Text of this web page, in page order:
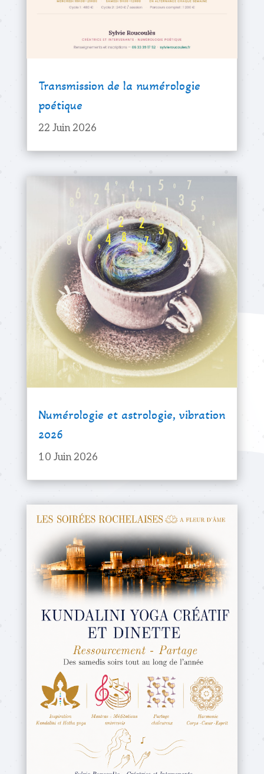
Transmission de la numérologie
poétique
22 Juin 2026
Numérologie et astrologie, vibration
2026
10 Juin 2026